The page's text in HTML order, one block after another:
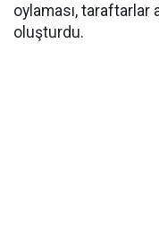
oylaması, taraftarlar
oluşturdu.